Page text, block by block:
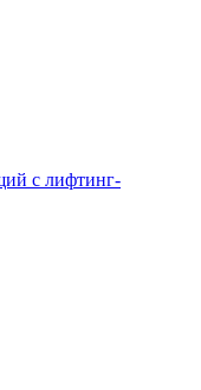
с лифтинг-